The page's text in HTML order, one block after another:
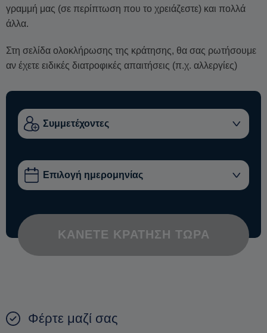
γραμμή μας (σε περίπτωση που το χρειάζεστε) και πολλά
άλλα.
Στη σελίδα ολοκλήρωσης της κράτησης, θα σας ρωτήσουμε
αν έχετε ειδικές διατροφικές απαιτήσεις (π.χ. αλλεργίες)
ΚΆΝΕΤΕ ΚΡΆΤΗΣΗ ΤΏΡΑ
Φέρτε μαζί σας